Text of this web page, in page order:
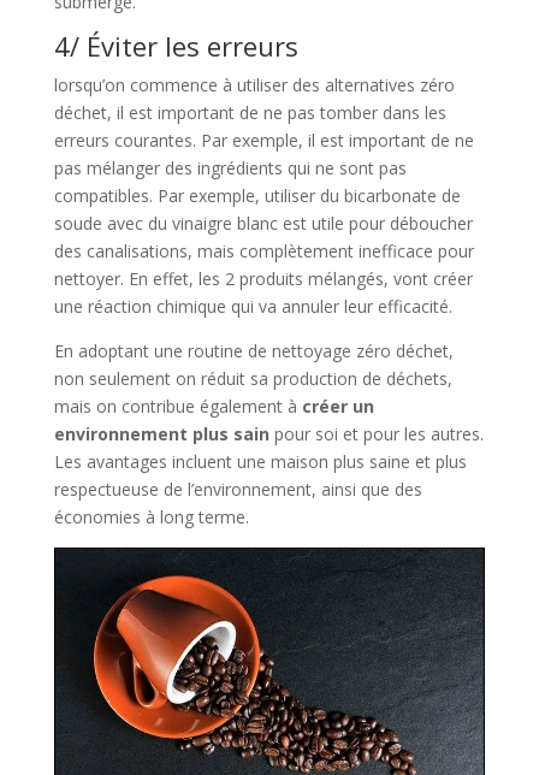
4/ Éviter les erreurs
lorsqu’on commence à utiliser des alternatives zéro
déchet, il est important de ne pas tomber dans les
erreurs courantes. Par exemple, il est important de ne
pas mélanger des ingrédients qui ne sont pas
compatibles. Par exemple, utiliser du bicarbonate de
soude avec du vinaigre blanc est utile pour déboucher
des canalisations, mais complètement inefficace pour
nettoyer. En effet, les 2 produits mélangés, vont créer
une réaction chimique qui va annuler leur efficacité.
En adoptant une routine de nettoyage zéro déchet,
non seulement on réduit sa production de déchets,
mais on contribue également à créer un
environnement plus sain pour soi et pour les autres.
Les avantages incluent une maison plus saine et plus
respectueuse de l’environnement, ainsi que des
économies à long terme.